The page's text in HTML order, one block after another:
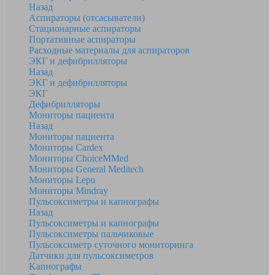
Назад
Аспираторы (отсасыватели)
Стационарные аспираторы
Портативные аспираторы
Расходные материалы для аспираторов
ЭКГ и дефибрилляторы
Назад
ЭКГ и дефибрилляторы
ЭКГ
Дефибрилляторы
Мониторы пациента
Назад
Мониторы пациента
Мониторы Cardex
Мониторы ChoiceMMed
Мониторы General Meditech
Мониторы Lepu
Мониторы Mindray
Пульсоксиметры и капнографы
Назад
Пульсоксиметры и капнографы
Пульсоксиметры пальчиковые
Пульсоксиметр суточного мониторинга
Датчики для пульсоксиметров
Kапнографы